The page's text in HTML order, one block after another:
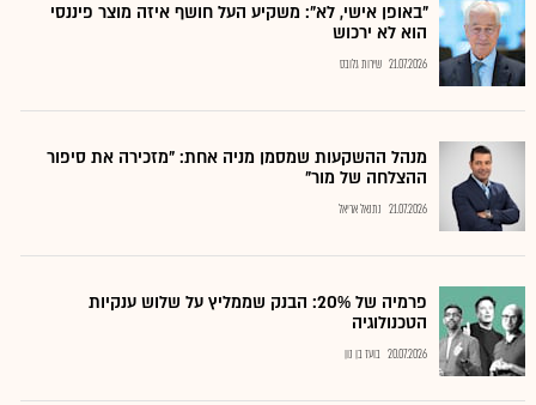
"באופן אישי, לא": משקיע העל חושף איזה מוצר פיננסי
הוא לא ירכוש
21.07.2026 שירות גלובס
מנהל ההשקעות שמסמן מניה אחת: "מזכירה את סיפור
ההצלחה של מור"
21.07.2026 נתנאל אריאל
פרמיה של 20%: הבנק שממליץ על שלוש ענקיות
הטכנולוגיה
20.07.2026 בועז בן נון